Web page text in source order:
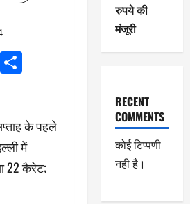
Email
के पहले
में
22 कैरेट;
रुपये की
मंजूरी
RECENT
COMMENTS
कोई टिप्पणी
नही है।